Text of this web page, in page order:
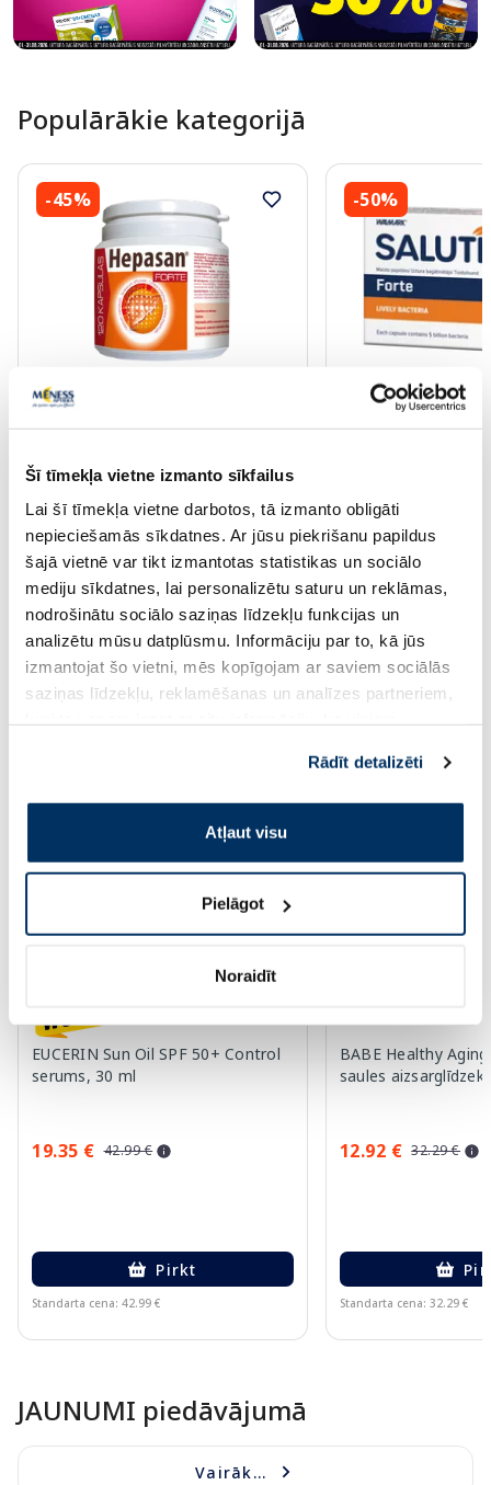
Šī tīmekļa vietne izmanto sīkfailus
Lai šī tīmekļa vietne darbotos, tā izmanto obligāti
nepieciešamās sīkdatnes. Ar jūsu piekrišanu papildus
šajā vietnē var tikt izmantotas statistikas un sociālo
mediju sīkdatnes, lai personalizētu saturu un reklāmas,
nodrošinātu sociālo saziņas līdzekļu funkcijas un
analizētu mūsu datplūsmu. Informāciju par to, kā jūs
izmantojat šo vietni, mēs kopīgojam ar saviem sociālās
saziņas līdzekļu, reklamēšanas un analīzes partneriem,
pakalpojumus. Ja piekrītat šo papildu sīkdatņu
izmantošanai, lūdzu, atzīmējiet savu izvēli:
Rādīt detalizēti
Atļaut visu
Pielāgot
Noraidīt
Populārākie kategorijā
-45%
Uztura bagātinātājs
HEPASAN Forte kapsulas, 120 gab.
16.49 € 29.99 €
Pirkt
Standarta cena: 29.99 €
-50%
Uztura bagātinātājs
SALUTIL Forte
5.90 € 11.79 €
Standarta cena: 11.79 €
Page 1 of 10
Saules aizsardzībai vasarā ☀️
-55%
EUCERIN Sun Oil SPF 50+ Control
serums, 30 ml
19.35 € 42.99 €
Pirkt
Standarta cena: 42.99 €
-60%
BABE Healthy
saules
12.92 € 32.29 €
Standarta cena: 32.29 €
JAUNUMI piedāvājumā
Vairāk...